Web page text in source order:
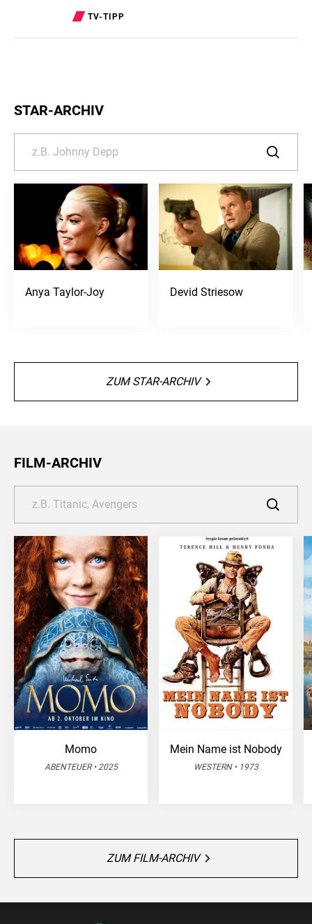
TV-TIPP
STAR-ARCHIV
Anya Taylor-Joy Devid Striesow
ZUM STAR-ARCHIV
FILM-ARCHIV
Momo
ABENTEUER • 2025
Mein Name ist Nobody
WESTERN • 1973
ZUM FILM-ARCHIV